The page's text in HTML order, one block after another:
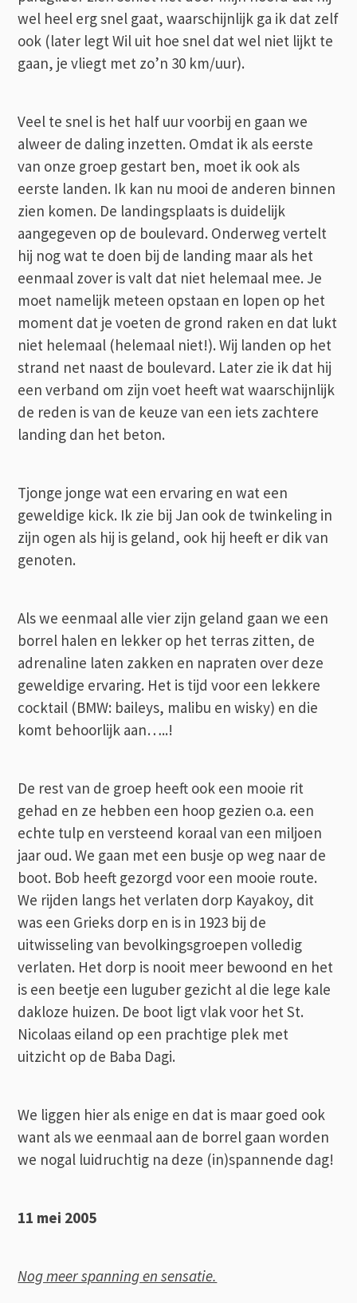
wel heel erg snel gaat, waarschijnlijk ga ik dat zelf
ook (later legt Wil uit hoe snel dat wel niet lijkt te
gaan, je vliegt met zo’n 30 km/uur).
Veel te snel is het half uur voorbij en gaan we
alweer de daling inzetten. Omdat ik als eerste
van onze groep gestart ben, moet ik ook als
eerste landen. Ik kan nu mooi de anderen binnen
zien komen. De landingsplaats is duidelijk
aangegeven op de boulevard. Onderweg vertelt
hij nog wat te doen bij de landing maar als het
eenmaal zover is valt dat niet helemaal mee. Je
moet namelijk meteen opstaan en lopen op het
moment dat je voeten de grond raken en dat lukt
niet helemaal (helemaal niet!). Wij landen op het
strand net naast de boulevard. Later zie ik dat hij
een verband om zijn voet heeft wat waarschijnlijk
de reden is van de keuze van een iets zachtere
landing dan het beton.
Tjonge jonge wat een ervaring en wat een
geweldige kick. Ik zie bij Jan ook de twinkeling in
zijn ogen als hij is geland, ook hij heeft er dik van
genoten.
Als we eenmaal alle vier zijn geland gaan we een
borrel halen en lekker op het terras zitten, de
adrenaline laten zakken en napraten over deze
geweldige ervaring. Het is tijd voor een lekkere
cocktail (BMW: baileys, malibu en wisky) en die
komt behoorlijk aan…..!
De rest van de groep heeft ook een mooie rit
gehad en ze hebben een hoop gezien o.a. een
echte tulp en versteend koraal van een miljoen
jaar oud. We gaan met een busje op weg naar de
boot. Bob heeft gezorgd voor een mooie route.
We rijden langs het verlaten dorp Kayakoy, dit
was een Grieks dorp en is in 1923 bij de
uitwisseling van bevolkingsgroepen volledig
verlaten. Het dorp is nooit meer bewoond en het
is een beetje een luguber gezicht al die lege kale
dakloze huizen. De boot ligt vlak voor het St.
Nicolaas eiland op een prachtige plek met
uitzicht op de Baba Dagi.
We liggen hier als enige en dat is maar goed ook
want als we eenmaal aan de borrel gaan worden
we nogal luidruchtig na deze (in)spannende dag!
11 mei 2005
Nog meer spanning en sensatie.